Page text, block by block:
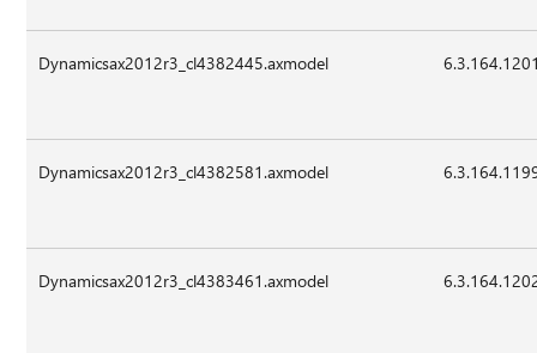
Dynamicsax2012r3_cl4382445.axmodel
Dynamicsax2012r3_cl4382581.axmodel
Dynamicsax2012r3_cl4383461.axmodel